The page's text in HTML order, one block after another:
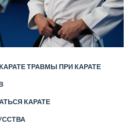
ТРАВМЫ ПРИ КАРАТЕ
КАРАТЕ